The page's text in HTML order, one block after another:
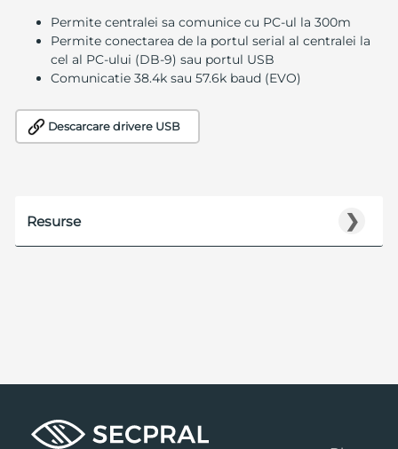
Permite centralei sa comunice cu PC-ul la 300m
Permite conectarea de la portul serial al centralei la
cel al PC-ului (DB-9) sau portul USB
Comunicatie 38.4k sau 57.6k baud (EVO)
Descarcare drivere USB
❯
Resurse